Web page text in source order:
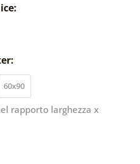
60x90
rapporto larghezza x